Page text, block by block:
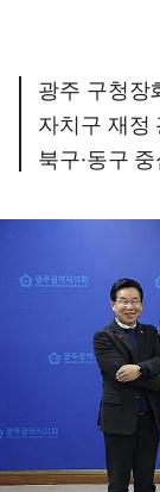
광주 구청장
자치구 재정
북구·동구 중